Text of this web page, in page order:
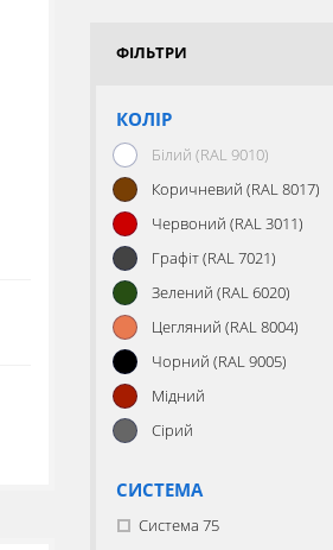
ФІЛЬТРИ
КОЛІР
Білий (RAL 9010)
Коричневий (RAL 8017)
Червоний (RAL 3011)
Графіт (RAL 7021)
Зелений (RAL 6020)
Цегляний (RAL 8004)
Чорний (RAL 9005)
Мідний
Сірий
СИСТЕМА
Система 75